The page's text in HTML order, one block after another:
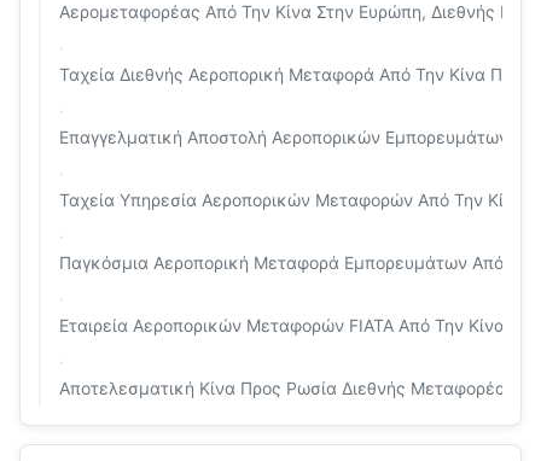
Αερομεταφορέας Από Την Κίνα Στην Ευρώπη, Διεθνής
Ταχεία Διεθνής Αεροπορική Μεταφορά Από Την Κίνα
Επαγγελματική Αποστολή Αεροπορικών Εμπορευμάτων
Ταχεία Υπηρεσία Αεροπορικών Μεταφορών Από Την Κίνα
Παγκόσμια Αεροπορική Μεταφορά Εμπορευμάτων Από
Εταιρεία Αεροπορικών Μεταφορών FIATA Από Την Κίνα
Αποτελεσματική Κίνα Προς Ρωσία Διεθνής Μεταφορέας